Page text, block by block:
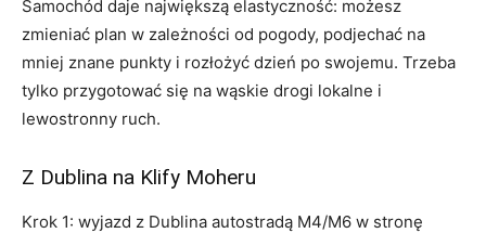
Samochód daje największą elastyczność: możesz
zmieniać plan w zależności od pogody, podjechać na
mniej znane punkty i rozłożyć dzień po swojemu. Trzeba
tylko przygotować się na wąskie drogi lokalne i
lewostronny ruch.
Z Dublina na Klify Moheru
Krok 1: wyjazd z Dublina autostradą M4/M6 w stronę